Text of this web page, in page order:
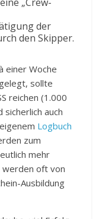
der
den Skipper.
einer Woche
sollte
reichen (1.000
sicherlich auch
Logbuch
zum
mehr
werden oft von
Ausbildung